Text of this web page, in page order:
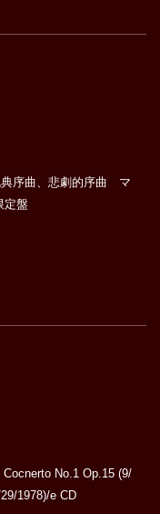
典序曲、悲劇的序曲 マ
定盤
No.1 Op.15 (9/
1978)/e CD